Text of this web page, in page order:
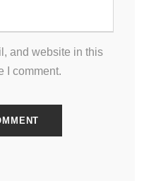
and website in this
I comment.